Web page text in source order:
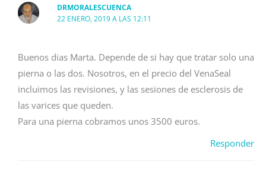
DRMORALESCUENCA
22 ENERO, 2019 A LAS 12:11
Buenos dias Marta. Depende de si hay que tratar solo una
pierna o las dos. Nosotros, en el precio del VenaSeal
incluimos las revisiones, y las sesiones de esclerosis de
las varices que queden.
Para una pierna cobramos unos 3500 euros.
Responder